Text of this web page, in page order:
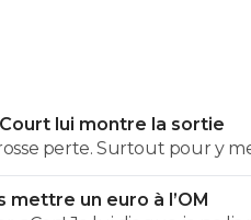
lui montre la sortie
perte. Surtout pour y
bien. Mais à choisir, aucune
les jours.
mettre un euro à l’OM